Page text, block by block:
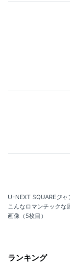
U-NEXT SQUAREジャ
こんなロマンチックな
画像（5枚目）
ランキング